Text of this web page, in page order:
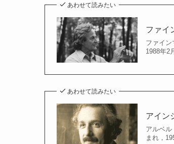
あわせて読みたい
ファイ
ファイン
1988年2
あわせて読みたい
アイン
アルベ
まれ，